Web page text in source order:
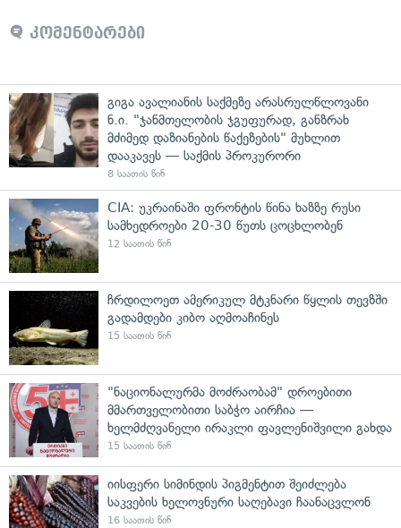
კომენტარები
გიგა ავალიანის საქმეზე არასრულწლოვანი
ნ.ი. "ჯანმთელობის ჯგუფურად, განზრახ
მძიმედ დაზიანების წაქეზების" მუხლით
დააკავეს — საქმის პროკურორი
8 საათის წინ
CIA: უკრაინაში ფრონტის წინა ხაზზე რუსი
სამხედროები 20-30 წუთს ცოცხლობენ
12 საათის წინ
ჩრდილოეთ ამერიკულ მტკნარი წყლის თევზში
გადამდები კიბო აღმოაჩინეს
15 საათის წინ
"ნაციონალურმა მოძრაობამ" დროებითი
მმართველობითი საბჭო აირჩია —
ხელმძღვანელი ირაკლი ფავლენიშვილი გახდა
15 საათის წინ
იისფერი სიმინდის პიგმენტით შეიძლება
საკვების ხელოვნური საღებავი ჩაანაცვლონ
16 საათის წინ